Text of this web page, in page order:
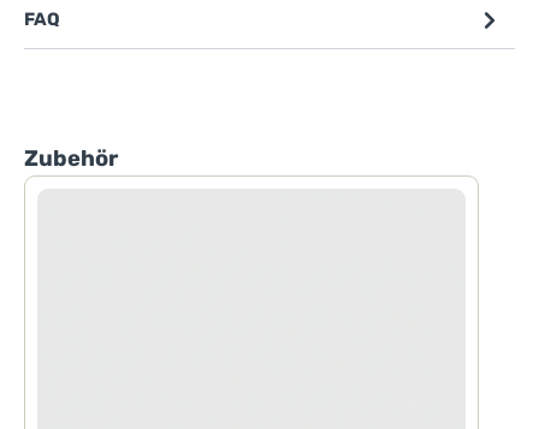
FAQ
Produktgalerie überspringen
Zubehör